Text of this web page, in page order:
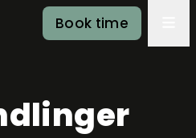
Book time